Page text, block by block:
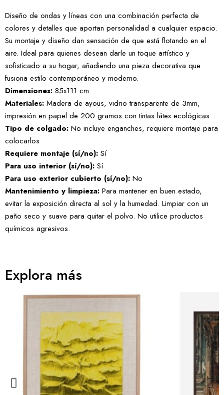
Diseño de ondas y líneas con una combinación perfecta de
colores y detalles que aportan personalidad a cualquier espacio.
Su montaje y diseño dan sensación de que está flotando en el
aire. Ideal para quienes desean darle un toque artístico y
sofisticado a su hogar, añadiendo una pieza decorativa que
fusiona estilo contemporáneo y moderno.
Dimensiones: 85x111 cm
Materiales: Madera de ayous, vidrio transparente de 3mm,
impresión en papel de 200 gramos con tintas látex ecológicas
Tipo de colgado: No incluye enganches, requiere montaje para
colocarlos
Requiere montaje (sí/no): Sí
Para uso interior (sí/no): Sí
Para uso exterior cubierto (sí/no): No
Mantenimiento y limpieza: Para mantener en buen estado,
evitar la exposición directa al sol y la humedad. Limpiar con un
paño seco y suave para quitar el polvo. No utilice productos
químicos agresivos.
Explora más